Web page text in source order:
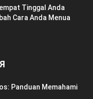
Tinggal Anda
Cara Anda Menua
Panduan Memahami